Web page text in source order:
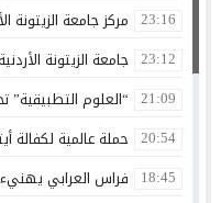
23:16 مركز جامعة الزيتونة
23:12 جامعة الزيتونة
21:09 “العلوم
20:54 حملة عالمية لكفالة
18:45 فراس العرابي يهنيء